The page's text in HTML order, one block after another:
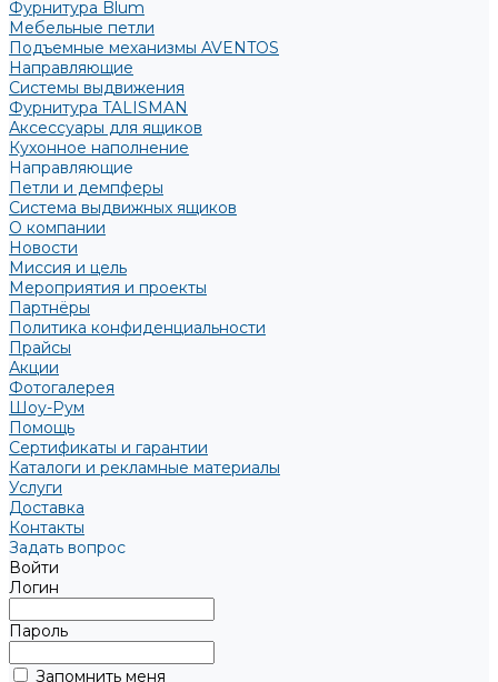
Фурнитура Blum
Мебельные петли
Подъемные механизмы AVENTOS
Направляющие
Системы выдвижения
Фурнитура TALISMAN
Аксессуары для ящиков
Кухонное наполнение
Направляющие
Петли и демпферы
Система выдвижных ящиков
О компании
Новости
Миссия и цель
Мероприятия и проекты
Партнёры
Политика конфиденциальности
Прайсы
Акции
Фотогалерея
Шоу-Рум
Помощь
Сертификаты и гарантии
Каталоги и рекламные материалы
Услуги
Доставка
Контакты
Задать вопрос
Войти
Логин
Пароль
Запомнить меня